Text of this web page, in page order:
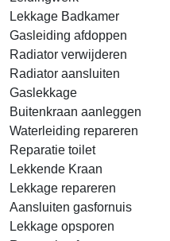
Lekkage Badkamer
Gasleiding afdoppen
Radiator verwijderen
Radiator aansluiten
Gaslekkage
Buitenkraan aanleggen
Waterleiding repareren
Reparatie toilet
Lekkende Kraan
Lekkage repareren
Aansluiten gasfornuis
Lekkage opsporen